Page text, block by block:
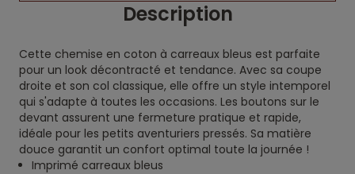
Description
Cette chemise en coton à carreaux bleus est parfaite
pour un look décontracté et tendance. Avec sa coupe
droite et son col classique, elle offre un style intemporel
qui s'adapte à toutes les occasions. Les boutons sur le
devant assurent une fermeture pratique et rapide,
idéale pour les petits aventuriers pressés. Sa matière
douce garantit un confort optimal toute la journée !
Imprimé carreaux bleus